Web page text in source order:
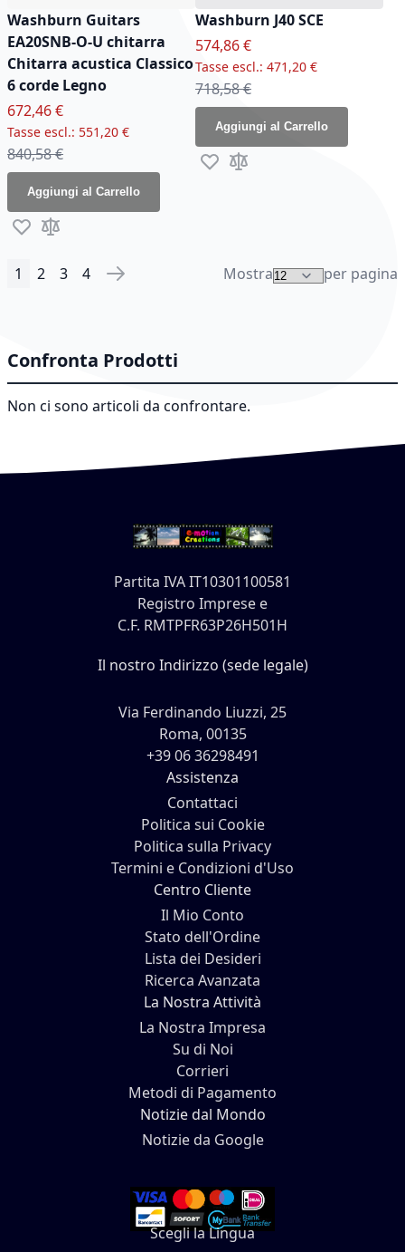
Washburn Guitars
EA20SNB-O-U chitarra
Chitarra acustica Classico
6 corde Legno
Prezzo speciale
672,46 €
551,20 €
Prezzo normale
840,58 €
Aggiungi al Carrello
Aggiungi alla lista desideri
Aggiungi al confronto
Washburn J40 SCE
Prezzo speciale
574,86 €
471,20 €
Prezzo normale
718,58 €
Aggiungi al Carrello
Aggiungi alla lista desideri
Aggiungi al confronto
Pagina
Attualmente stai leggendo la pagina
1 Pagina
2 Pagina
3 Pagina
4 Pagina
Successivo Mostra per pagina
Confronta Prodotti
Non ci sono articoli da confrontare.
Partita IVA IT10301100581
Registro Imprese e
C.F. RMTPFR63P26H501H
Il nostro Indirizzo (sede legale)
Via Ferdinando Liuzzi, 25
Roma, 00135
+39 06 36298491
Assistenza
Contattaci
Politica sui Cookie
Politica sulla Privacy
Termini e Condizioni d'Uso
Centro Cliente
Il Mio Conto
Stato dell'Ordine
Lista dei Desideri
Ricerca Avanzata
La Nostra Attività
La Nostra Impresa
Su di Noi
Corrieri
Metodi di Pagamento
Notizie dal Mondo
Notizie da Google
Scegli la Lingua